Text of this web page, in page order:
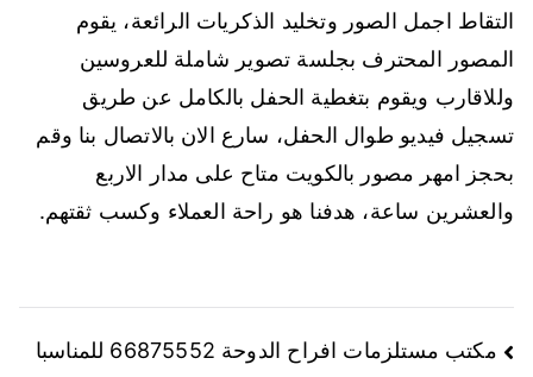
التقاط اجمل الصور وتخليد الذكريات الرائعة، يقوم
المصور المحترف بجلسة تصوير شاملة للعروسين
وللاقارب ويقوم بتغطية الحفل بالكامل عن طريق
تسجيل فيديو طوال الحفل، سارع الان بالاتصال بنا وقم
بحجز امهر مصور بالكويت متاح على مدار الاربع
والعشرين ساعة، هدفنا هو راحة العملاء وكسب ثقتهم.
مكتب مستلزمات افراح الدوحة 66875552 للمناسبا